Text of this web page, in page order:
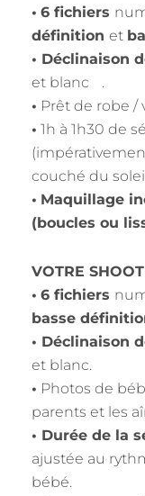
• 6 fichiers
définition et
• Déclinaison
et blanc .
• Prêt de robe /
• 1h à 1h30 de
couché du
• Maquillage
(boucles ou
VOTRE
• 6 fichiers
basse
• Déclinaison
et blanc.
• Photos de
parents et les
• Durée de la
ajustée au
bébé.